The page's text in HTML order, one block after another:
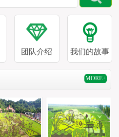
团队介绍 我们的故事
MORE+